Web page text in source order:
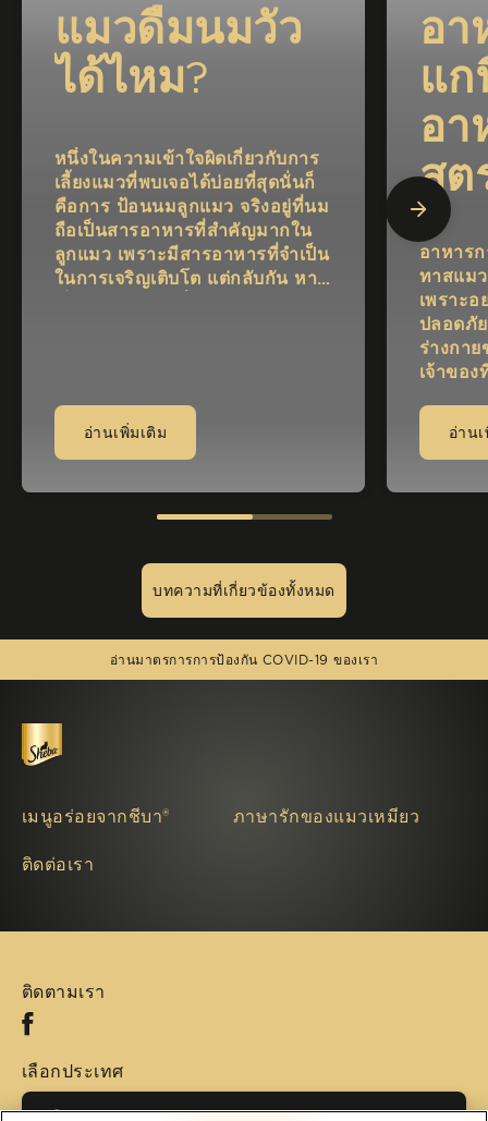
แมวดื่มนมวัว
ได้ไหม?
หนึ่งในความเข้าใจผิดเกี่ยวกับการ
เลี้ยงแมวที่พบเจอได้บ่อยที่สุดนั่นก็
คือการ ป้อนนมลูกแมว จริงอยู่ที่นม
ถือเป็นสารอาหารที่สำคัญมากใน
ลูกแมว เพราะมีสารอาหารที่จำเป็น
ในการเจริญเติบโต แต่กลับกัน หาก
กับเรื่องเกี่ยวกับ แมวกินนม ที่คุณ
นั้นมีประสิทธิภาพและดีต่อแมวที่สุด
อ่านเพิ่มเติม
อา
แ
อา
สูต
อาหาร
ทาสแม
เพราะ
ปลอดภั
ร่างกา
เจ้าขอ
ธรรมช
ก แม้ว่
ของเจ้า
อ่าน
บทความที่เกี่ยวข้องทั้งหมด
อ่านมาตรการการป้องกัน COVID-19 ของเรา
เมนูอร่อยจากชีบา® ภาษารักของแมวเหมียว
ติดต่อเรา
ติดตามเรา
Facebook (opens in new window)
เลือกประเทศ